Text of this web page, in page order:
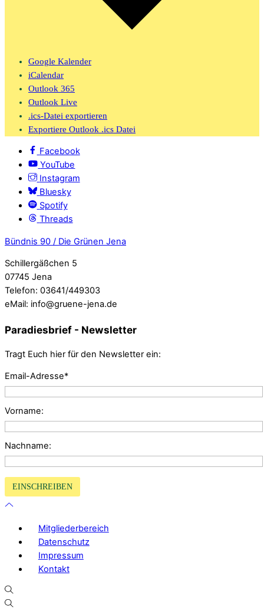
Google Kalender
iCalendar
Outlook 365
Outlook Live
.ics-Datei exportieren
Exportiere Outlook .ics Datei
Facebook
YouTube
Instagram
Bluesky
Spotify
Threads
Bündnis 90 / Die Grünen Jena
Schillergäßchen 5
07745 Jena
Telefon: 03641/449303
eMail: info@gruene-jena.de
Paradiesbrief - Newsletter
Tragt Euch hier für den Newsletter ein:
Email-Adresse*
Vorname:
Nachname:
Mitgliederbereich
Datenschutz
Impressum
Kontakt